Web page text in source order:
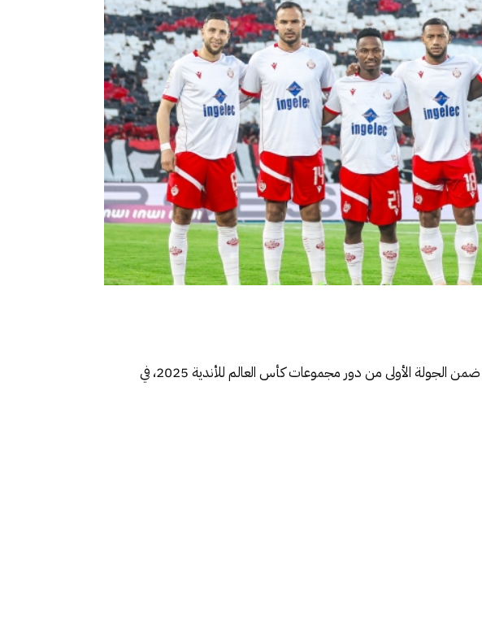
يستعد نادي الوداد الرياضي المغربي لموقعة كروية من العيار الثقيل أمام مانشستر سيتي الإنجليزي، ضمن الجولة الأولى من دور مجموعات كأس العالم للأندية 2025، في